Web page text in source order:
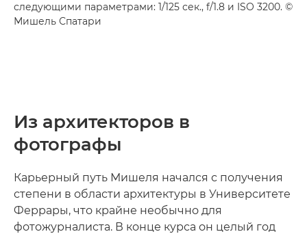
следующими параметрами: 1/125 сек., f/1.8 и ISO 3200. ©
Мишель Спатари
Из архитекторов в
фотографы
Карьерный путь Мишеля начался с получения
степени в области архитектуры в Университете
Феррары, что крайне необычно для
фотожурналиста. В конце курса он целый год